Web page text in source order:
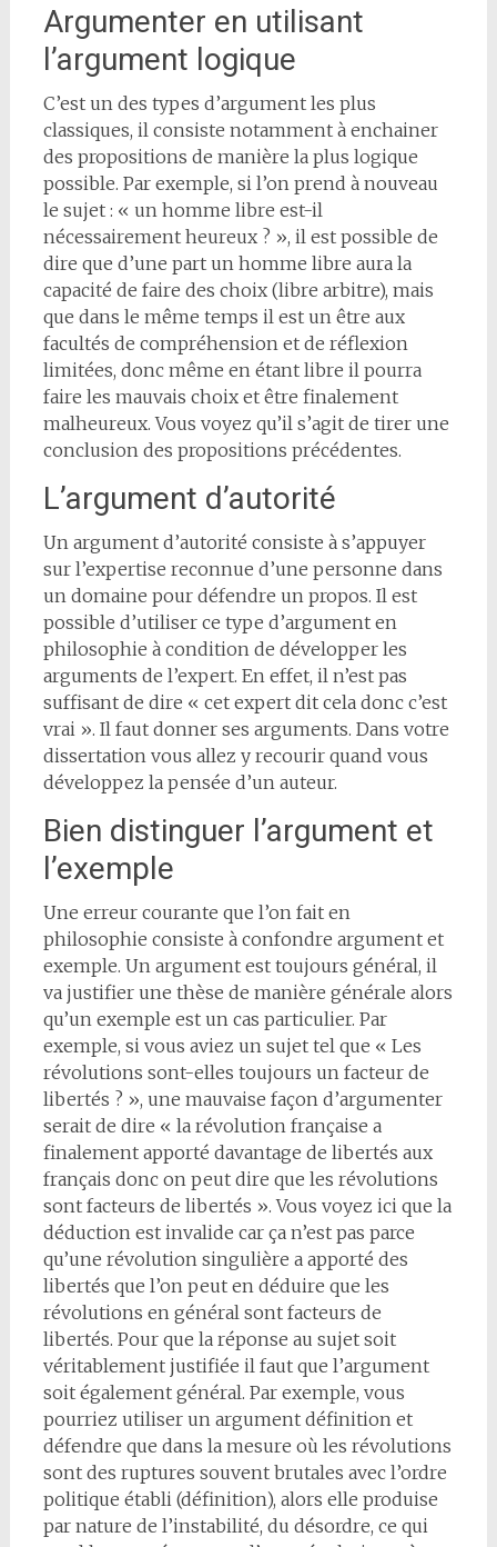
Argumenter en utilisant
l’argument logique
C’est un des types d’argument les plus
classiques, il consiste notamment à enchainer
des propositions de manière la plus logique
possible. Par exemple, si l’on prend à nouveau
le sujet : « un homme libre est-il
nécessairement heureux ? », il est possible de
dire que d’une part un homme libre aura la
capacité de faire des choix (libre arbitre), mais
que dans le même temps il est un être aux
facultés de compréhension et de réflexion
limitées, donc même en étant libre il pourra
faire les mauvais choix et être finalement
malheureux. Vous voyez qu’il s’agit de tirer une
conclusion des propositions précédentes.
L’argument d’autorité
Un argument d’autorité consiste à s’appuyer
sur l’expertise reconnue d’une personne dans
un domaine pour défendre un propos. Il est
possible d’utiliser ce type d’argument en
philosophie à condition de développer les
arguments de l’expert. En effet, il n’est pas
suffisant de dire « cet expert dit cela donc c’est
vrai ». Il faut donner ses arguments. Dans votre
dissertation vous allez y recourir quand vous
développez la pensée d’un auteur.
Bien distinguer l’argument et
l’exemple
Une erreur courante que l’on fait en
philosophie consiste à confondre argument et
exemple. Un argument est toujours général, il
va justifier une thèse de manière générale alors
qu’un exemple est un cas particulier. Par
exemple, si vous aviez un sujet tel que « Les
révolutions sont-elles toujours un facteur de
libertés ? », une mauvaise façon d’argumenter
serait de dire « la révolution française a
finalement apporté davantage de libertés aux
français donc on peut dire que les révolutions
sont facteurs de libertés ». Vous voyez ici que la
déduction est invalide car ça n’est pas parce
qu’une révolution singulière a apporté des
libertés que l’on peut en déduire que les
révolutions en général sont facteurs de
libertés. Pour que la réponse au sujet soit
véritablement justifiée il faut que l’argument
soit également général. Par exemple, vous
pourriez utiliser un argument définition et
défendre que dans la mesure où les révolutions
sont des ruptures souvent brutales avec l’ordre
politique établi (définition), alors elle produise
par nature de l’instabilité, du désordre, ce qui